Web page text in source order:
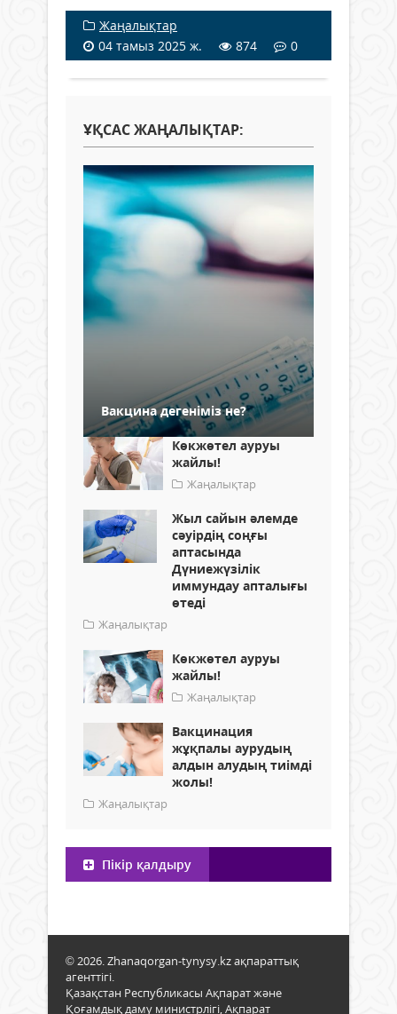
Жаңалықтар
04 тамыз 2025 ж.
874 0
ҰҚСАС ЖАҢАЛЫҚТАР:
Вакцина дегеніміз не?
Көкжөтел ауруы
жайлы!
Жаңалықтар
Жыл сайын әлемде
сәуірдің соңғы
аптасында
Дүниежүзілік
иммундау апталығы
өтеді
Жаңалықтар
Көкжөтел ауруы
жайлы!
Жаңалықтар
Вакцинация
жұқпалы аурудың
алдын алудың тиімді
жолы!
Жаңалықтар
Пікір қалдыру
© 2026. Zhanaqorgan-tynysy.kz ақпараттық
агенттігі.
Қазақстан Республикасы Ақпарат және
Қоғамдық даму министрлігі, Ақпарат